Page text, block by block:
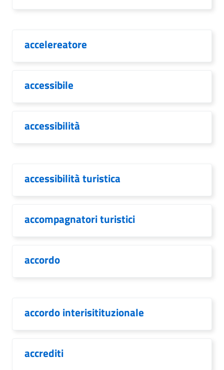
accelereatore
accessibile
accessibilità
accessibilità turistica
accompagnatori turistici
accordo
accordo interisitituzionale
accrediti